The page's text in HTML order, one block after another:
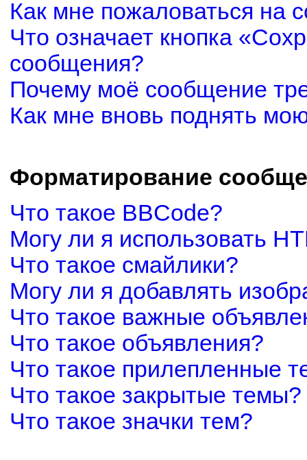
Как мне пожаловаться на
Что означает кнопка
сообщения?
Почему моё сообщение
Как мне вновь поднять
Форматирование
Что такое BBCode?
Могу ли я использовать
Что такое смайлики?
Могу ли я добавлять
Что такое важные
Что такое объявления?
Что такое прилепленные
Что такое закрытые темы?
Что такое значки тем?